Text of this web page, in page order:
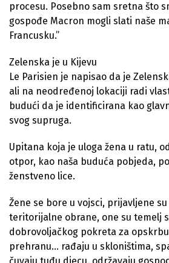
procesu. Posebno sam sretna što
gospođe Macron mogli slati naše
Francusku.”
Zelenska je u Kijevu
Le Parisien je napisao da je
ali na neodređenoj lokaciji radi
budući da je identificirana kao
svog supruga.
Upitana koja je uloga žena u ratu,
otpor, kao naša buduća pobjeda,
ženstveno lice.
Žene se bore u vojsci, prijavljene
teritorijalne obrane, one su temelj
dobrovoljačkog pokreta za
prehranu… rađaju u skloništima,